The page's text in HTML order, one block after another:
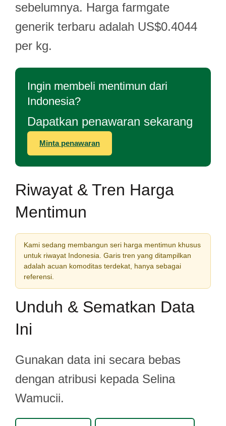
sebelumnya. Harga farmgate
generik terbaru adalah US$0.4044
per kg.
Ingin membeli mentimun dari
Indonesia?
Dapatkan penawaran sekarang
Minta penawaran
Riwayat & Tren Harga
Mentimun
Kami sedang membangun seri harga mentimun khusus
untuk riwayat Indonesia. Garis tren yang ditampilkan
adalah acuan komoditas terdekat, hanya sebagai
referensi.
Unduh & Sematkan Data
Ini
Gunakan data ini secara bebas
dengan atribusi kepada Selina
Wamucii.